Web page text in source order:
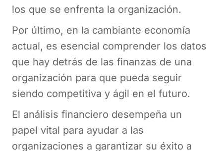
los que se enfrenta la organización.
Por último, en la cambiante economía
actual, es esencial comprender los datos
que hay detrás de las finanzas de una
organización para que pueda seguir
siendo competitiva y ágil en el futuro.
El análisis financiero desempeña un
papel vital para ayudar a las
organizaciones a garantizar su éxito a